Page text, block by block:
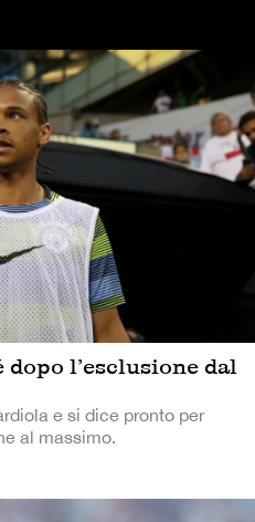
dopo l’esclusione dal
e si dice pronto per
al massimo.